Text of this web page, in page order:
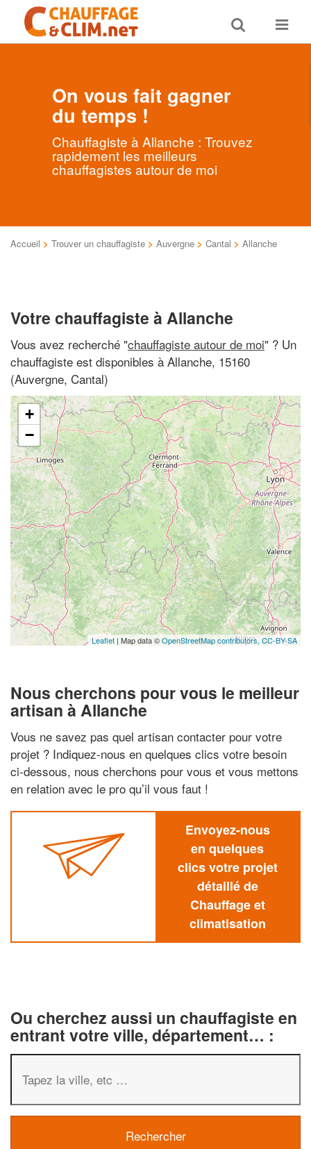
Toggle
search
Toggle
On vous fait gagner
du temps !
Chauffagiste à Allanche : Trouvez
rapidement les meilleurs
chauffagistes autour de moi
Accueil > Trouver un chauffagiste > Auvergne > Cantal > Allanche
Votre chauffagiste à Allanche
Vous avez recherché "chauffagiste autour de moi" ? Un
chauffagiste est disponibles à Allanche, 15160
(Auvergne, Cantal)
+
−
Leaflet | Map data ©OpenStreetMap contributors,CC-BY-SA
Nous cherchons pour vous le meilleur
artisan à Allanche
Vous ne savez pas quel artisan contacter pour votre
projet ? Indiquez-nous en quelques clics votre besoin
ci-dessous, nous cherchons pour vous et vous mettons
en relation avec le pro qu’il vous faut !
Envoyez-nous
en quelques
clics votre projet
détaillé de
Chauffage et
climatisation
Ou cherchez aussi un chauffagiste en
entrant votre ville, département… :